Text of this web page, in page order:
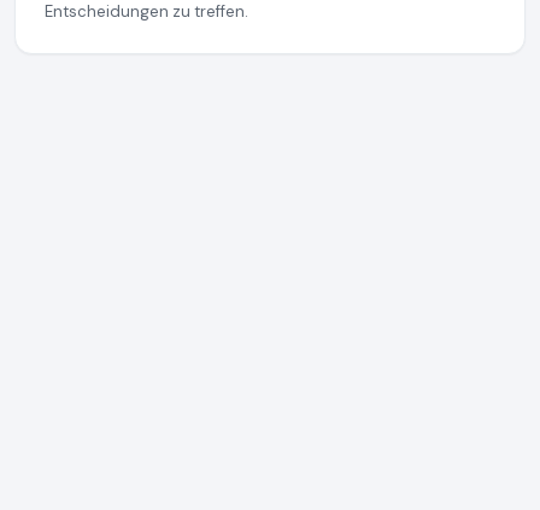
Entscheidungen zu treffen.